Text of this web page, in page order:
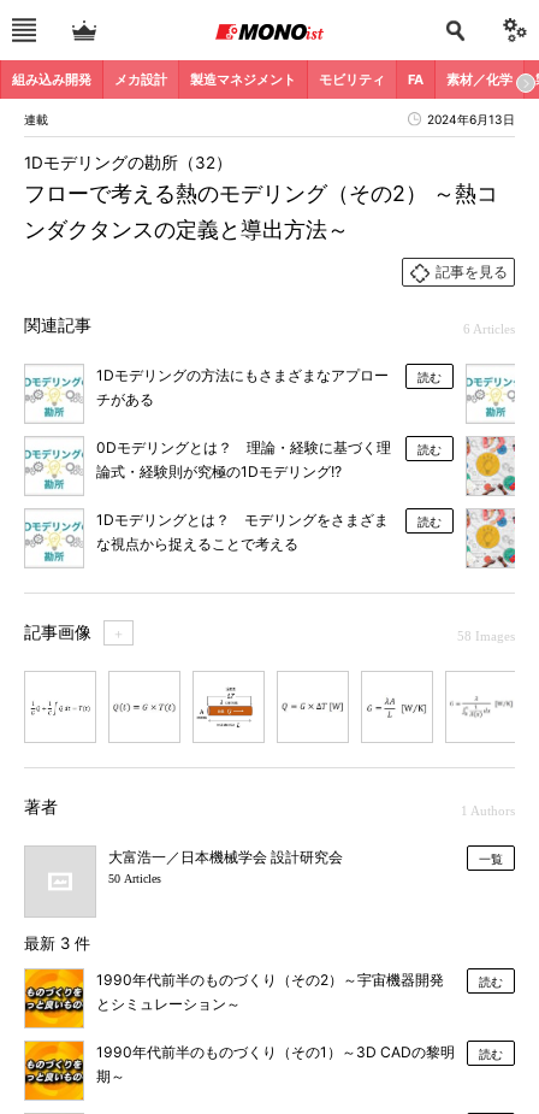
組み込み開発 メカ設計 製造マネジメント モビリティ FA 素材／化学
連載 2024年6月13日
フローで考える熱のモデリング（その2） ～熱コ
ンダクタンスの定義と導出方法～
1Dモデリングの勘所（32）
記事を見る
関連記事 6 Articles
1Dモデリングの方法にもさまざまなアプロー
チがある
読む
0Dモデリングとは？ 理論・経験に基づく理
論式・経験則が究極の1Dモデリング!?
読む
1Dモデリングとは？ モデリングをさまざま
な視点から捉えることで考える
読む
記事画像 ＋ 58 Images
著者 1 Authors
大富浩一／日本機械学会 設計研究会
50 Articles
一覧
最新 3 件
1990年代前半のものづくり（その2）～宇宙機器開発
とシミュレーション～
読む
1990年代前半のものづくり（その1）～3D CADの黎明
期～
読む